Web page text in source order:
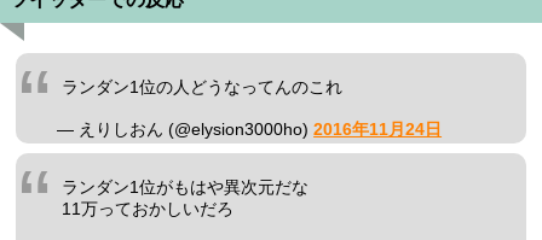
ランダン1位の人どうなってんのこれ
— えりしおん (@elysion3000ho)2016年11月24日
ランダン1位がもはや異次元だな
11万っておかしいだろ